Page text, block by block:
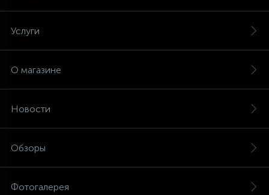
Услуги
О магазине
Новости
Обзоры
Фотогалерея